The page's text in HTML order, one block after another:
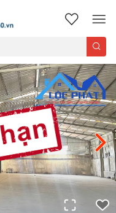
nhadatdongnai360.vn